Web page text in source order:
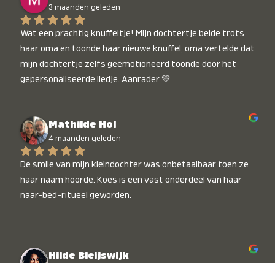
3 maanden geleden
Wat een prachtig knuffeltje! Mijn dochtertje belde trots
haar oma en toonde haar nieuwe knuffel, oma vertelde dat
mijn dochtertje zelfs geëmotioneerd toonde door het
gepersonaliseerde liedje. Aanrader 💛
Mathilde Hol
4 maanden geleden
De smile van mijn kleindochter was onbetaalbaar toen ze
haar naam hoorde. Koes is een vast onderdeel van haar
naar-bed-ritueel geworden.
Hilde Bleijswijk